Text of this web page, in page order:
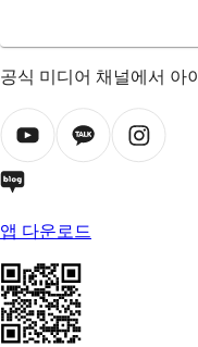
공식 미디어 채널에서 아
앱 다운로드